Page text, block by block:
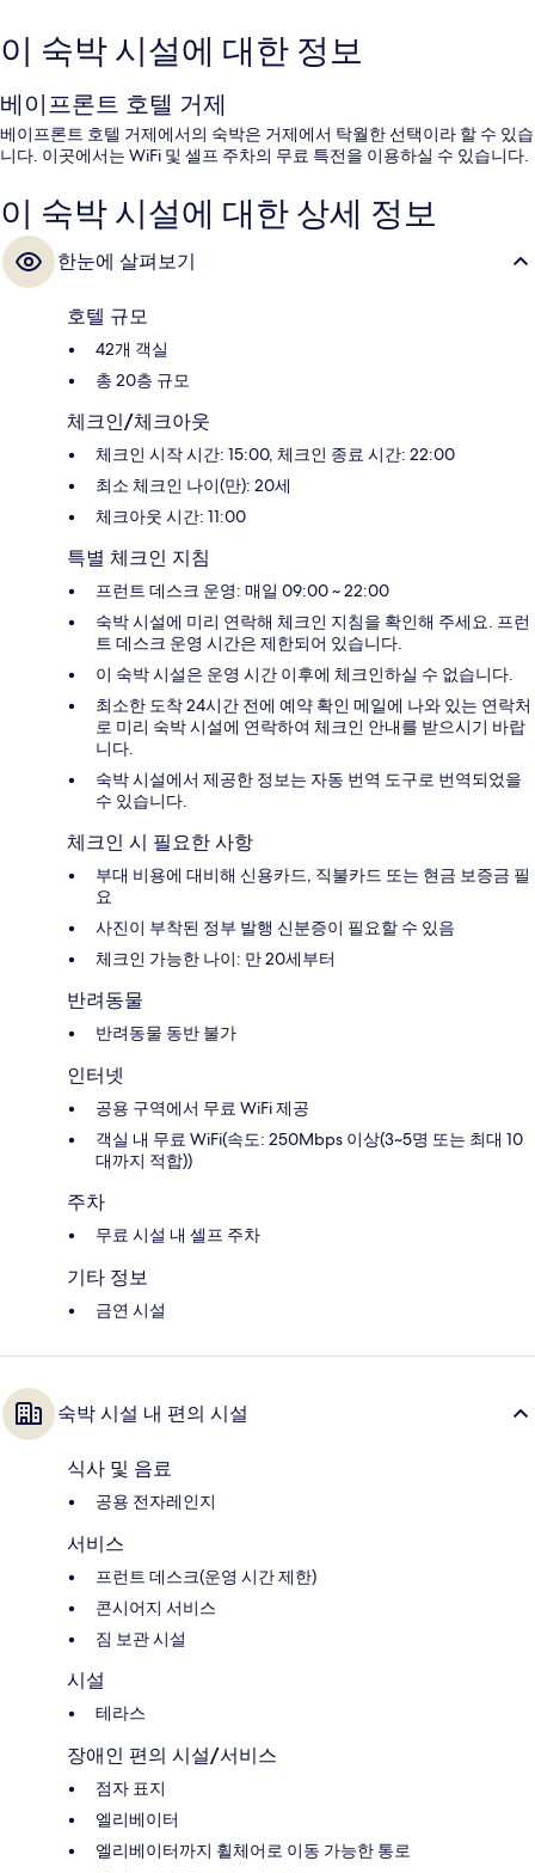
이 숙박 시설에 대한 정보
베이프론트 호텔 거제
베이프론트 호텔 거제에서의 숙박은 거제에서 탁월한 선택이라 할 수 있습
니다. 이곳에서는 WiFi 및 셀프 주차의 무료 특전을 이용하실 수 있습니다.
이 숙박 시설에 대한 상세 정보
한눈에 살펴보기
호텔 규모
42개 객실
총 20층 규모
체크인/체크아웃
체크인 시작 시간: 15:00, 체크인 종료 시간: 22:00
최소 체크인 나이(만): 20세
체크아웃 시간: 11:00
특별 체크인 지침
프런트 데스크 운영: 매일 09:00 ~ 22:00
숙박 시설에 미리 연락해 체크인 지침을 확인해 주세요. 프런
트 데스크 운영 시간은 제한되어 있습니다.
이 숙박 시설은 운영 시간 이후에 체크인하실 수 없습니다.
최소한 도착 24시간 전에 예약 확인 메일에 나와 있는 연락처
로 미리 숙박 시설에 연락하여 체크인 안내를 받으시기 바랍
니다.
숙박 시설에서 제공한 정보는 자동 번역 도구로 번역되었을
수 있습니다.
체크인 시 필요한 사항
부대 비용에 대비해 신용카드, 직불카드 또는 현금 보증금 필
요
사진이 부착된 정부 발행 신분증이 필요할 수 있음
체크인 가능한 나이: 만 20세부터
반려동물
반려동물 동반 불가
인터넷
공용 구역에서 무료 WiFi 제공
객실 내 무료 WiFi(속도: 250Mbps 이상(3~5명 또는 최대 10
대까지 적합))
주차
무료 시설 내 셀프 주차
기타 정보
금연 시설
숙박 시설 내 편의 시설
식사 및 음료
공용 전자레인지
서비스
프런트 데스크(운영 시간 제한)
콘시어지 서비스
짐 보관 시설
시설
테라스
장애인 편의 시설/서비스
점자 표지
엘리베이터
엘리베이터까지 휠체어로 이동 가능한 통로